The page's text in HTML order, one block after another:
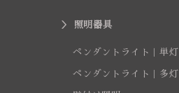
照明器具
ペンダントライト｜単灯
ペンダントライト｜多灯